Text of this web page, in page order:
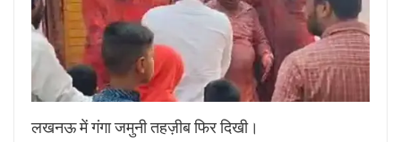
लखनऊ में गंगा जमुनी तहज़ीब फिर दिखी।